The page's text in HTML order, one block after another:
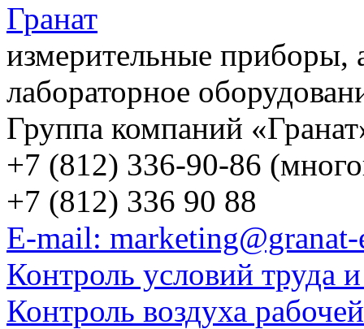
Гранат
измерительные приборы,
лабораторное
Группа компаний
+7 (812) 336-90-86
+7 (812) 336 90 88
E-mail:
Контроль условий труда
Контроль воздуха